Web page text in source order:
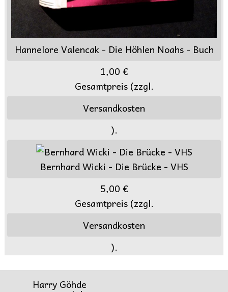
Hannelore Valencak - Die Höhlen Noahs - Buch
1,00 €
Gesamtpreis (zzgl.
Versandkosten
).
Bernhard Wicki - Die Brücke - VHS
5,00 €
Gesamtpreis (zzgl.
Versandkosten
).
Harry Göhde